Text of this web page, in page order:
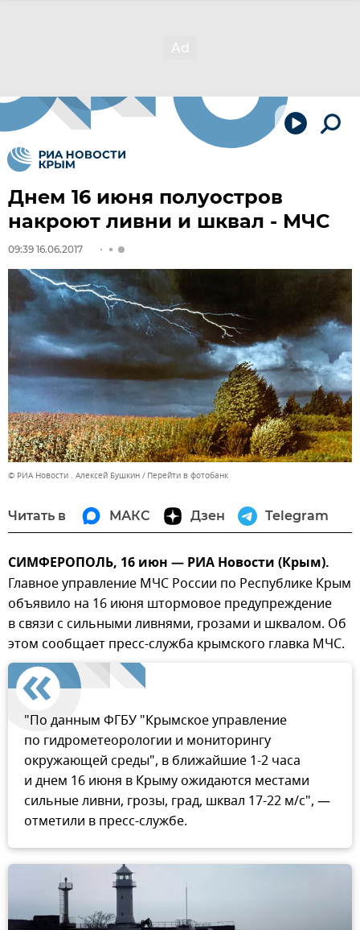
Днем 16 июня полуостров
накроют ливни и шквал - МЧС
09:39 16.06.2017
© РИА Новости . Алексей Бушкин Перейти в фотобанк
Читать в МАКС Дзен Telegram
СИМФЕРОПОЛЬ, 16 июн — РИА Новости (Крым).
Главное управление МЧС России по Республике Крым
объявило на 16 июня штормовое предупреждение
в связи с сильными ливнями, грозами и шквалом. Об
этом сообщает пресс-служба крымского главка МЧС.
"По данным ФГБУ "Крымское управление
по гидрометеорологии и мониторингу
окружающей среды", в ближайшие 1-2 часа
и днем 16 июня в Крыму ожидаются местами
сильные ливни, грозы, град, шквал 17-22 м/с", —
отметили в пресс-службе.